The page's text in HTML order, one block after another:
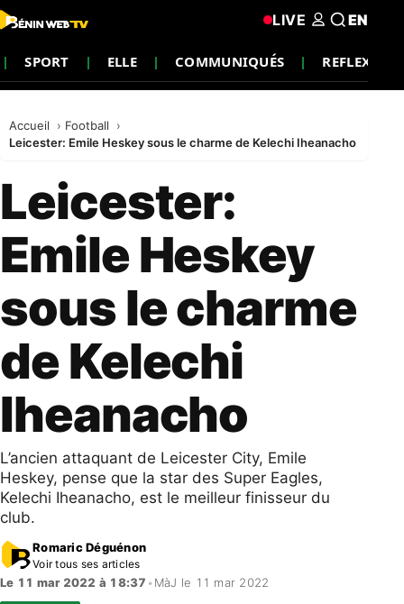
SPORT ELLE COMMUNIQUÉS REFLEXION
LIVE EN
Accueil
Football
Leicester: Emile Heskey sous le charme de Kelechi Iheanacho
Leicester:
Emile Heskey
sous le charme
de Kelechi
Iheanacho
L’ancien attaquant de Leicester City, Emile
Heskey, pense que la star des Super Eagles,
Kelechi Iheanacho, est le meilleur finisseur du
club.
Romaric Déguénon
Voir tous ses articles
Le 11 mar 2022 à 18:37 • MàJ le 11 mar 2022